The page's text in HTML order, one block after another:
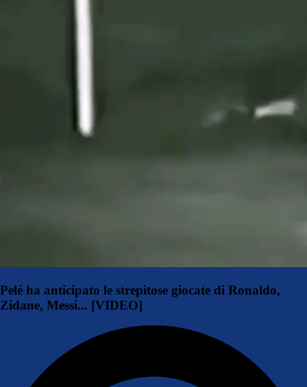
Pelé ha anticipato le strepitose giocate di Ronaldo,
Zidane, Messi... [VIDEO]